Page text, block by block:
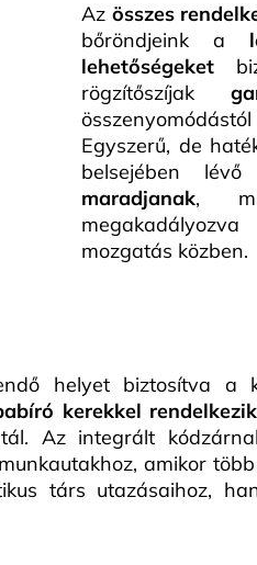
Az összes
bőröndjeink a
lehetőségeket
rögzítőszíjak
Egyszerű, de
belsejében
maradjanak,
mozgatás közben.
helyet biztosítva
kerekkel rendelkezik
Az integrált
amikor
társ utazásaihoz,